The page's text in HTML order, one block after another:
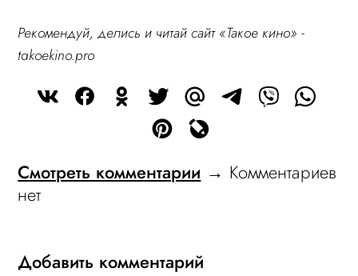
Рекомендуй, делись и читай сайт «Такое кино» -
takoekino.pro
Смотреть комментарии → Комментариев
нет
Добавить комментарий